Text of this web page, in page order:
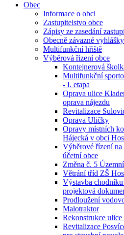
Obec
Informace o obci
Zastupitelstvo obce
Zápisy ze zasedání
Obecně závazné
Multifunkční hřiště
Výběrová řízení obce
Kontejnerová
Multifunkční
- I. etapa
Oprava ulice
oprava nájezdu
Revitalizace
Oprava Uličky
Opravy místních
Hájecká v obci
Výběrové řízení na
účetní obce
Změna č. 5
Větrání tříd ZŠ
Výstavba
projektová
Prodloužení
Malotraktor
Rekonstrukce
Revitalizace